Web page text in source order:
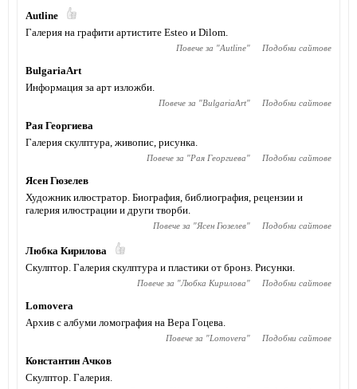
Autline
Галерия на графити артистите Esteo и Dilom.
Повече за "Autline" Подобни сайтове
BulgariaArt
Информация за арт изложби.
Повече за "BulgariaArt" Подобни сайтове
Рая Георгиева
Галерия скулптура, живопис, рисунка.
Повече за "Рая Георгиева" Подобни сайтове
Ясен Гюзелев
Художник илюстратор. Биография, библиография, рецензии и
галерия илюстрации и други творби.
Повече за "Ясен Гюзелев" Подобни сайтове
Любка Кирилова
Скулптор. Галерия скулптура и пластики от бронз. Рисунки.
Повече за "Любка Кирилова" Подобни сайтове
Lomovera
Архив с албуми ломография на Вера Гоцева.
Повече за "Lomovera" Подобни сайтове
Константин Ачков
Скулптор. Галерия.